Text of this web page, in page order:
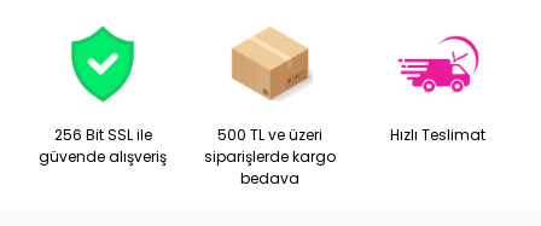
256 Bit SSL ile
güvende alışveriş
500 TL ve üzeri
siparişlerde kargo
bedava
Hızlı Teslimat